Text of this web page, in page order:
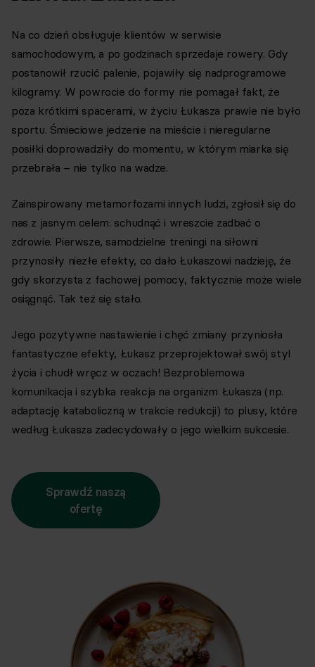
Na co dzień obsługuje klientów w serwisie
samochodowym, a po godzinach sprzedaje rowery. Gdy
postanowił rzucić palenie, pojawiły się nadprogramowe
kilogramy. W powrocie do formy nie pomagał fakt, że
poza krótkimi spacerami, w życiu Łukasza prawie nie było
sportu. Śmieciowe jedzenie na mieście i nieregularne
posiłki doprowadziły do momentu, w którym miarka się
przebrała – nie tylko na wadze.
Zainspirowany metamorfozami innych ludzi, zgłosił się do
nas z jasnym celem: schudnąć i wreszcie zadbać o
zdrowie. Pierwsze, samodzielne treningi na siłowni
przynosiły niezłe efekty, co dało Łukaszowi nadzieję, że
gdy skorzysta z fachowej pomocy, faktycznie może wiele
osiągnąć. Tak też się stało.
Jego pozytywne nastawienie i chęć zmiany przyniosła
fantastyczne efekty, Łukasz przeprojektował swój styl
życia i chudł wręcz w oczach! Bezproblemowa
komunikacja i szybka reakcja na organizm Łukasza (np.
adaptację kataboliczną w trakcie redukcji) to plusy, które
według Łukasza zadecydowały o jego wielkim sukcesie.
Sprawdź naszą
ofertę